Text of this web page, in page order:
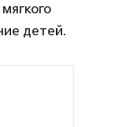
детей.